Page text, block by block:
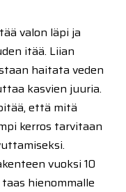
valon läpi ja
itää. Liian
haitata veden
kasvien juuria.
että mitä
kerros tarvitaan
vuoksi 10
hienommalle